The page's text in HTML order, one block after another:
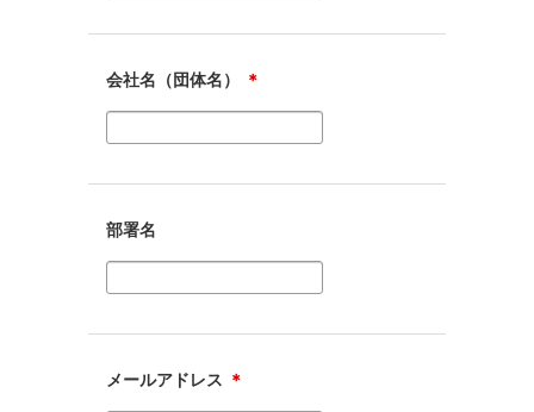
会社名（団体名） ＊
部署名
メールアドレス ＊